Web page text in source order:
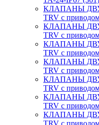
КЛАПАНЫ
TRV с
КЛАПАНЫ
TRV с
КЛАПАНЫ
TRV с
КЛАПАНЫ
TRV с
КЛАПАНЫ
TRV с
КЛАПАНЫ
TRV с
КЛАПАНЫ
TRV с